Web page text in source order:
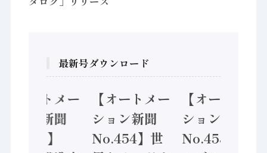
最新号ダウンロード
【オートメー
ション新聞
No.455】
【オートメー
ション新聞
No.454】世
【オートメー
ション新聞
No.453】フ